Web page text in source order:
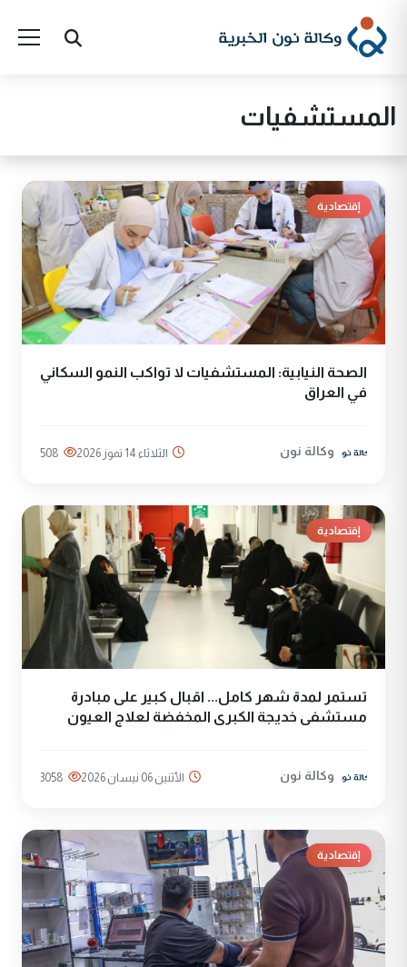
المستشفيات
إقتصادية
الصحة النيابية: المستشفيات لا تواكب النمو السكاني
في العراق
وكالة نون الثلاثاء 14 تموز 2026 508
إقتصادية
تستمر لمدة شهر كامل... اقبال كبير على مبادرة
مستشفى خديجة الكبرى المخفضة لعلاج العيون
وكالة نون الأثنين 06 نيسان 2026 3058
إقتصادية